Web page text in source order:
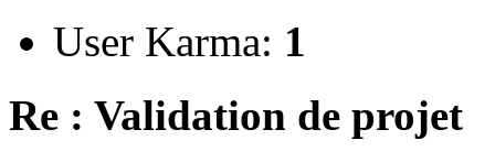
User Karma: 1
Re : Validation de projet